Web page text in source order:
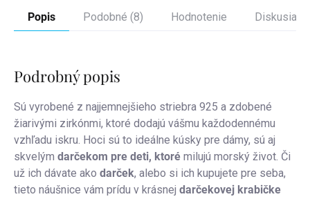
Popis Podobné (8) Hodnotenie Diskusia
Podrobný popis
Sú vyrobené z najjemnejšieho striebra 925 a zdobené
žiarivými zirkónmi, ktoré dodajú vášmu každodennému
vzhľadu iskru. Hoci sú to ideálne kúsky pre dámy, sú aj
skvelým darčekom pre deti, ktoré milujú morský život. Či
už ich dávate ako darček, alebo si ich kupujete pre seba,
tieto náušnice vám prídu v krásnej darčekovej krabičke